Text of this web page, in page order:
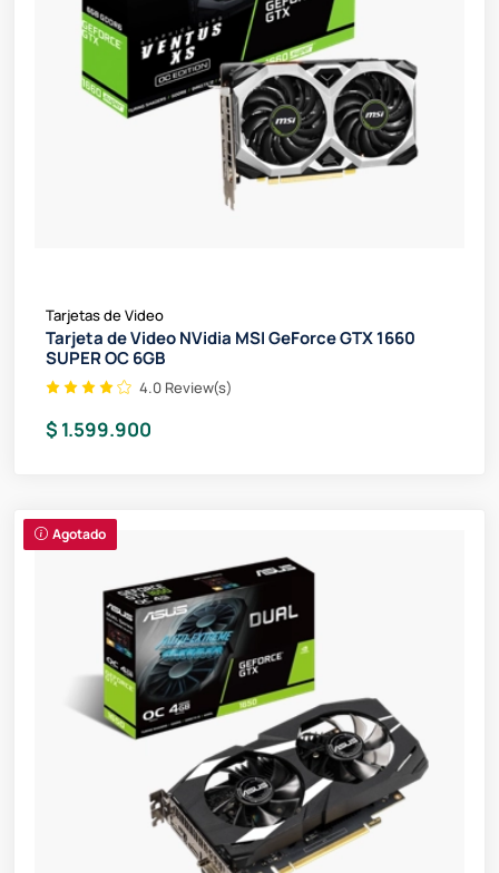
Tarjetas de Video
Tarjeta de Video NVidia MSI GeForce GTX 1660
SUPER OC 6GB
4.0 Review(s)
$ 1.599.900
Agotado